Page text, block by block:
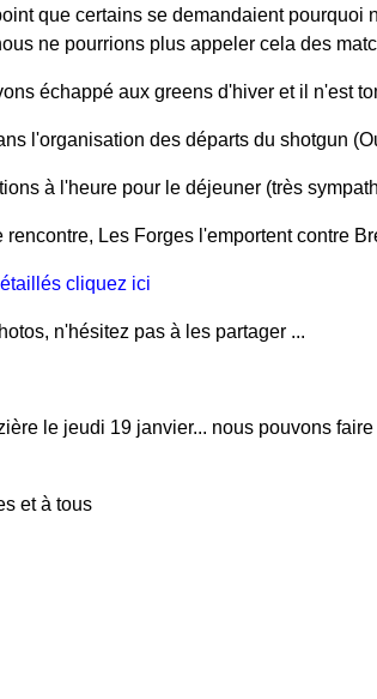
que certains se demandaient
ne pourrions plus appeler cela des
échappé aux greens d'hiver et il n'est
l'organisation des départs du shotgun
à l'heure pour le déjeuner (très
rencontre, Les Forges l'emportent contre
cliquez ici
n'hésitez pas à les partager ...
le jeudi 19 janvier... nous pouvons
et à tous